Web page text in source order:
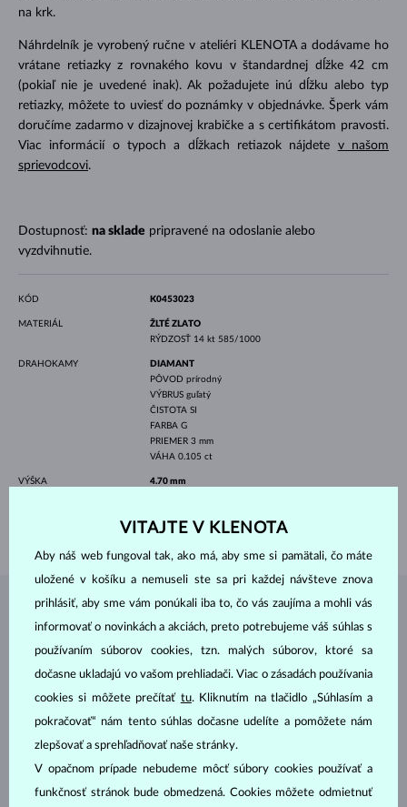
na krk.
Náhrdelník je vyrobený ručne v ateliéri KLENOTA a dodávame ho
vrátane retiazky z rovnakého kovu v štandardnej dĺžke 42 cm
(pokiaľ nie je uvedené inak). Ak požadujete inú dĺžku alebo typ
retiazky, môžete to uviesť do poznámky v objednávke. Šperk vám
doručíme zadarmo v dizajnovej krabičke a s certifikátom pravosti.
Viac informácií o typoch a dĺžkach retiazok nájdete v našom
sprievodcovi.
Dostupnosť: na sklade pripravené na odoslanie alebo
vyzdvihnutie.
KÓD K0453023
MATERIÁL
ŽLTÉ ZLATO
RÝDZOSŤ 14 kt 585/1000
DRAHOKAMY
DIAMANT
PÔVOD prírodný
VÝBRUS guľatý
ČISTOTA SI
FARBA G
PRIEMER 3 mm
VÁHA 0.105 ct
VÝŠKA 4.70 mm
1.50 g
ŠPERKY Z ATELIÉRU KLENOTA
VITAJTE V KLENOTA
Aby náš web fungoval tak, ako má, aby sme si pamätali, čo máte
uložené v košíku a nemuseli ste sa pri každej návšteve znova
prihlásiť, aby sme vám ponúkali iba to, čo vás zaujíma a mohli vás
informovať o novinkách a akciách, preto potrebujeme váš súhlas s
používaním súborov cookies, tzn. malých súborov, ktoré sa
dočasne ukladajú vo vašom prehliadači. Viac o zásadách používania
cookies si môžete prečítať tu. Kliknutím na tlačidlo „Súhlasím a
pokračovať“ nám tento súhlas dočasne udelíte a pomôžete nám
zlepšovať a sprehľadňovať naše stránky.
V opačnom prípade nebudeme môcť súbory cookies používať a
funkčnosť stránok bude obmedzená. Cookies môžete odmietnuť